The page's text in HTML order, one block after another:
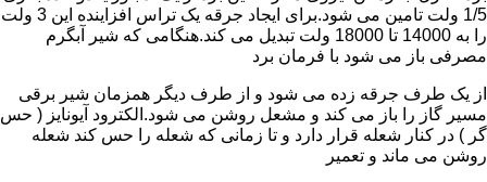
1/5 ولت تامین می شود.برای ایجاد جرقه یک تراس افزاینده این 3 ولت
را به 14000 تا 18000 ولت تبدیل می کند.هنگامی که شیر آبگرم
مصرفی باز می شود با فرمان برد
از یک طرف جرقه زده می شود و از طرف دیگر همزمان شیر برقی
مسیر گاز را باز می کند و مشعل روشن می شود.الکترود آیونایز ( حس
گر ) در کنار شعله قرار دارد و تا زمانی که شعله را حس کند شعله
روشن می ماند و تعمیر